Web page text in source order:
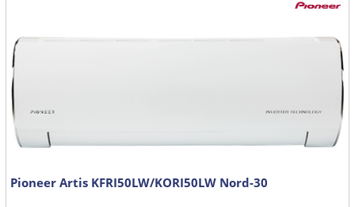
Pioneer Artis KFRI50LW/KORI50LW Nord-30